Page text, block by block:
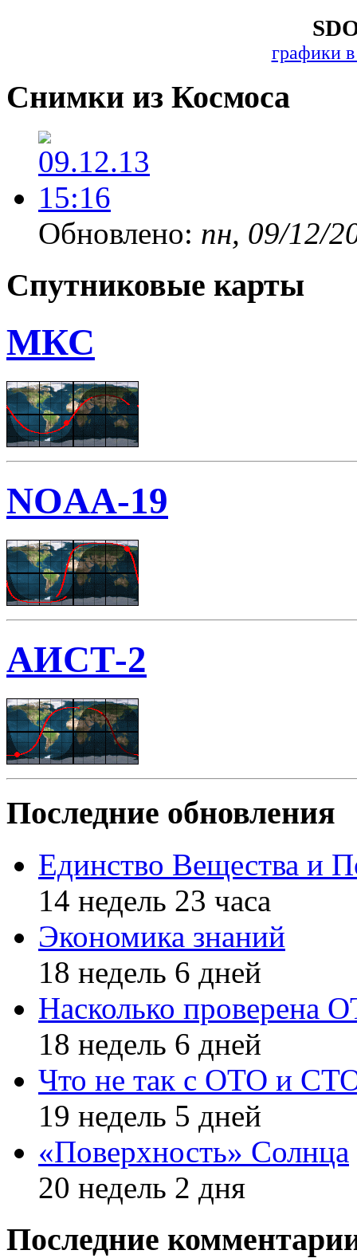
графики
Снимки из Космоса
Обновлено: пн, 09/12/
Спутниковые карты
МКС
NOAA-19
АИСТ-2
Последние обновления
Единство Вещества и
14 недель 23 часа
Экономика знаний
18 недель 6 дней
Насколько проверена
18 недель 6 дней
Что не так с ОТО и
19 недель 5 дней
«Поверхность» Солнца
20 недель 2 дня
Последние